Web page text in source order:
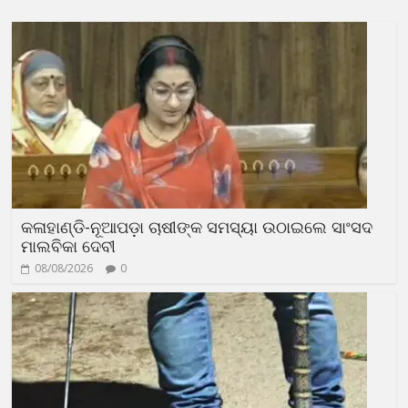
କଳାହାଣ୍ଡି-ନୂଆପଡ଼ା ଚାଷୀଙ୍କ ସମସ୍ୟା ଉଠାଇଲେ ସାଂସଦ
ମାଲବିକା ଦେବୀ
08/08/2026 0